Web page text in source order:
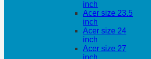
inch
Acer size 23.5
inch
Acer size 24
inch
Acer size 27
inch